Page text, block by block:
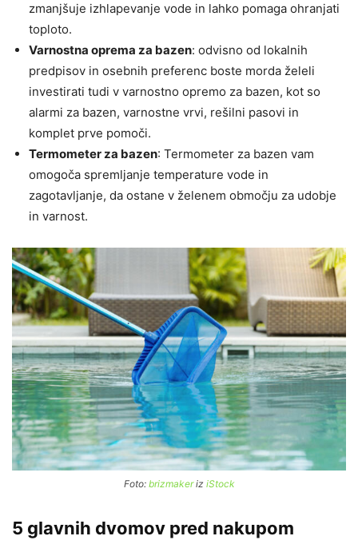
zmanjšuje izhlapevanje vode in lahko pomaga ohranjati
toploto.
Varnostna oprema za bazen: odvisno od lokalnih
predpisov in osebnih preferenc boste morda želeli
investirati tudi v varnostno opremo za bazen, kot so
alarmi za bazen, varnostne vrvi, rešilni pasovi in ​​
komplet prve pomoči.
Termometer za bazen: Termometer za bazen vam
omogoča spremljanje temperature vode in
zagotavljanje, da ostane v želenem območju za udobje
in varnost.
Foto: brizmakeriz iStock
5 glavnih dvomov pred nakupom